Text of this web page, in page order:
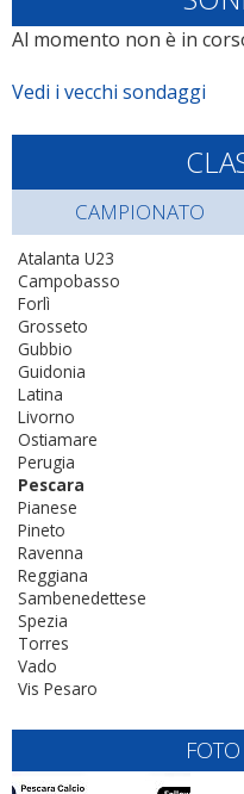
Al momento non è in
Vedi i vecchi sondaggi
CAMPIONATO
Atalanta U23
Campobasso
Forlì
Grosseto
Gubbio
Guidonia
Latina
Livorno
Ostiamare
Perugia
Pescara
Pianese
Pineto
Ravenna
Reggiana
Sambenedettese
Spezia
Torres
Vado
Vis Pesaro